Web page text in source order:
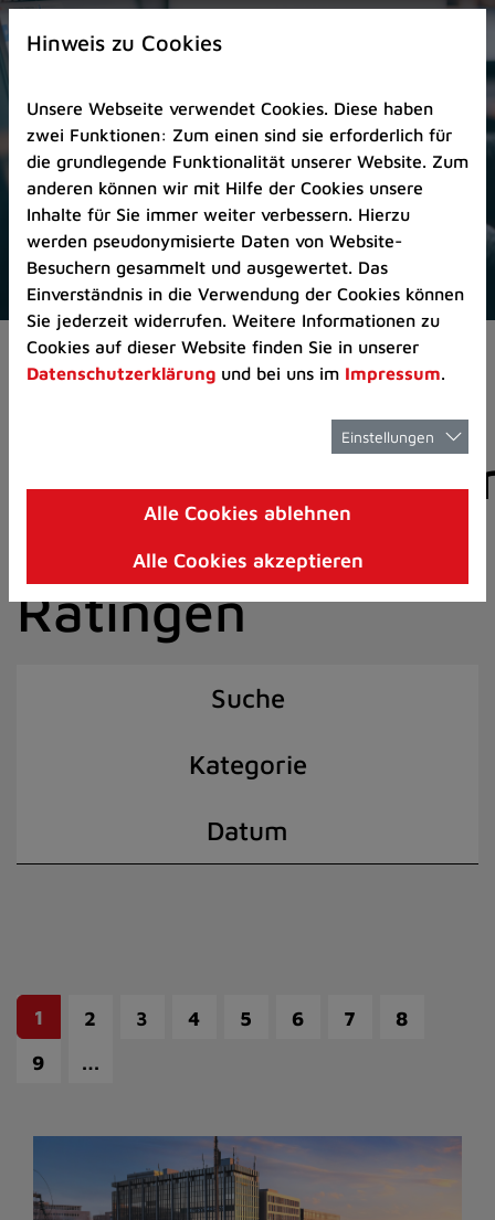
Zur
Startseite
Zum
Seitenanfang
springen
(Schnelltaste
A)
Zur
Navigation/Menü
springen
(Schnelltaste
M)
Zur
8)
I)
Aktuelles Pressemitteilungen
der Stadt
Ratingen
Suche
Kategorie
Datum
1 2 3 4 5 6 7
8
9
…
Hinweis zu Cookies
Unsere Webseite verwendet Cookies. Diese haben
zwei Funktionen: Zum einen sind sie erforderlich für
die grundlegende Funktionalität unserer Website. Zum
anderen können wir mit Hilfe der Cookies unsere
Inhalte für Sie immer weiter verbessern. Hierzu
werden pseudonymisierte Daten von Website-
Besuchern gesammelt und ausgewertet. Das
Einverständnis in die Verwendung der Cookies können
Sie jederzeit widerrufen. Weitere Informationen zu
Cookies auf dieser Website finden Sie in unserer
Datenschutzerklärung und bei uns im Impressum.
Einstellungen
Alle Cookies ablehnen
Alle Cookies akzeptieren